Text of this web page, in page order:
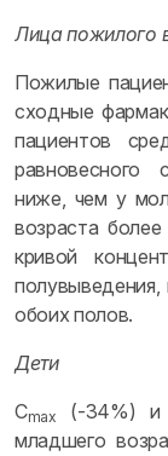
Лица пожилого
Пожилые
сходные
пациентов
равновесного
ниже, чем у
возраста
кривой
обоих полов.
Дети
Cmax (-34%) и
младшего